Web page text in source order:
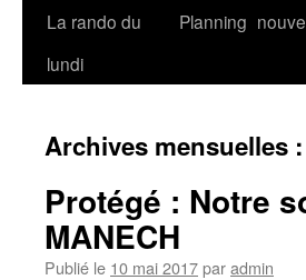
La rando du
lundi
Planning
Archives mensuelles :
Protégé : Notre
MANECH
Publié le 10 mai 2017paradmin